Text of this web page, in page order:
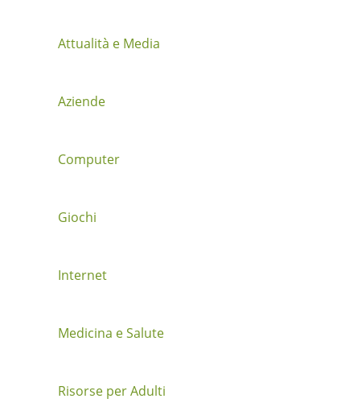
Attualità e Media
Aziende
Computer
Giochi
Internet
Medicina e Salute
Risorse per Adulti